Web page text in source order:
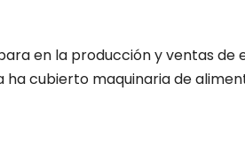
en la producción y ventas de
ha cubierto maquinaria de